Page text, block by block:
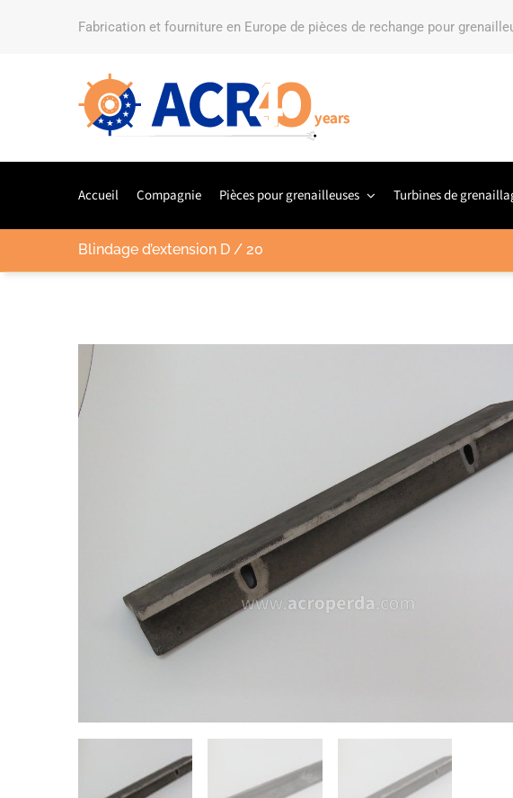
Fabrication et fourniture en Europe de pièces de rechange pour
Accueil Compagnie Pièces pour grenailleuses Turbines de
Blindage d’extension D / 20